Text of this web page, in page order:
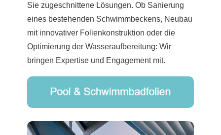
Sie zugeschnittene Lösungen. Ob Sanierung
eines bestehenden Schwimmbeckens, Neubau
mit innovativer Folienkonstruktion oder die
Optimierung der Wasseraufbereitung: Wir
bringen Expertise und Engagement mit.